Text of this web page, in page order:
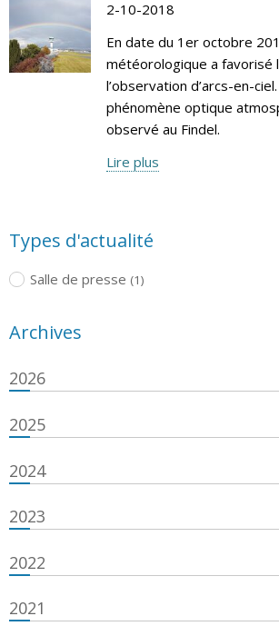
2-10-2018
En date du 1er octobre
météorologique a favorisé
l’observation d’arcs-en-
phénomène optique
observé au Findel.
Lire plus
Types d'actualité
Salle de presse (1)
Archives
2026
2025
2024
2023
2022
2021